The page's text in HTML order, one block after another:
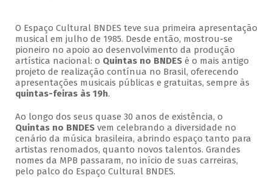
O Espaço Cultural BNDES teve sua primeira apresentação
musical em julho de 1985. Desde então, mostrou-se
pioneiro no apoio ao desenvolvimento da produção
artística nacional: o Quintas no BNDESé o mais antigo
projeto de realização contínua no Brasil, oferecendo
apresentações musicais públicas e gratuitas, sempre às
quintas-feiras às 19h.
Ao longo dos seus quase 30 anos de existência, o
Quintas no BNDESvem celebrando a diversidade no
cenário da música brasileira, abrindo espaço tanto para
artistas renomados, quanto novos talentos. Grandes
nomes da MPB passaram, no início de suas carreiras,
pelo palco do Espaço Cultural BNDES.